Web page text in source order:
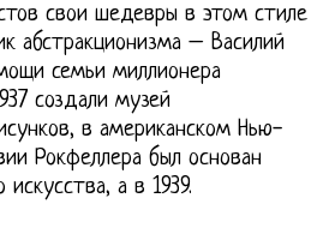
свои шедевры в этом стиле
абстракционизма – Василий
семьи миллионера
создали музей
в американском Нью-
Рокфеллера был основан
а в 1939.